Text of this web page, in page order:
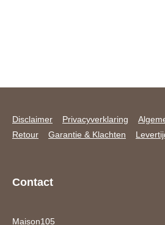
Disclaimer Privacyverklaring
Retour
Garantie & Klachten
Contact
Maison105